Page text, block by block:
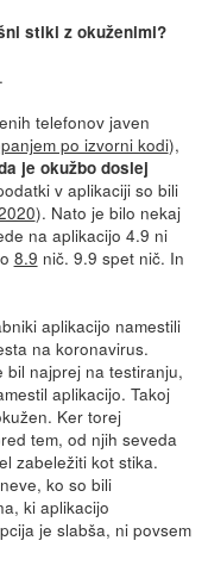
stiki z okuženimi?
telefonov javen
po izvorni kodi),
je okužbo doslej
v aplikaciji so bili
). Nato je bilo nekaj
na aplikacijo 4.9 ni
8.9 nič. 9.9 spet nič. In
aplikacijo namestili
na koronavirus.
najprej na testiranju,
aplikacijo. Takoj
Ker torej
tem, od njih seveda
zabeležiti kot stika.
ko so bili
ki aplikacijo
je slabša, ni povsem